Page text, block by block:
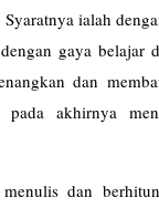
ialah
gaya belajar
dan
akhirnya
menulis dan